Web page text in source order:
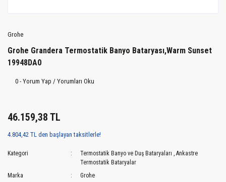
Grohe
Grohe Grandera Termostatik Banyo Bataryası,Warm Sunset
19948DA0
0 - Yorum Yap / Yorumları Oku
46.159,38 TL
4.804,42 TL den başlayan taksitlerle!
Kategori Termostatik Banyo ve Duş Bataryaları ,Ankastre
Termostatik Bataryalar
Marka
Grohe